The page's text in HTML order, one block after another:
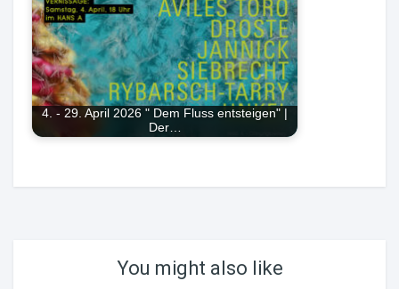
4. - 29. April 2026 " Dem Fluss entsteigen" |
Der…
You might also like